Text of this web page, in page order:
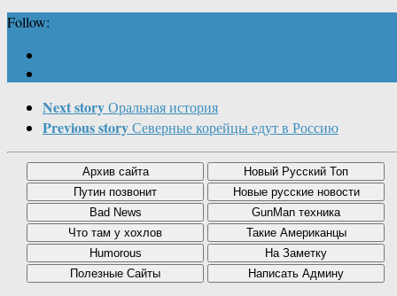
Follow:
Next storyОральная история
Previous storyСеверные корейцы едут в Россию